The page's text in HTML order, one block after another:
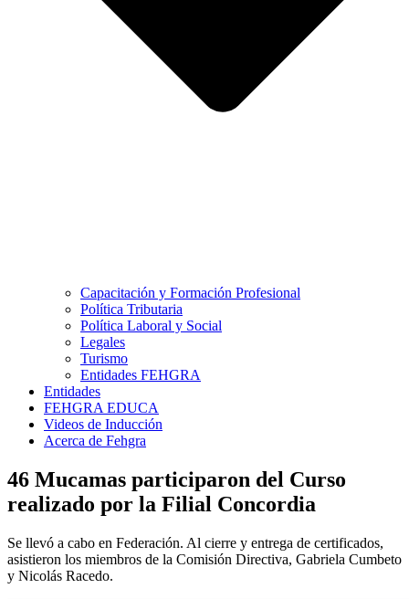
Capacitación y Formación Profesional
Política Tributaria
Política Laboral y Social
Legales
Turismo
Entidades FEHGRA
Entidades
FEHGRA EDUCA
Videos de Inducción
Acerca de Fehgra
46 Mucamas participaron del Curso
realizado por la Filial Concordia
Se llevó a cabo en Federación. Al cierre y entrega de certificados,
asistieron los miembros de la Comisión Directiva, Gabriela Cumbeto
y Nicolás Racedo.